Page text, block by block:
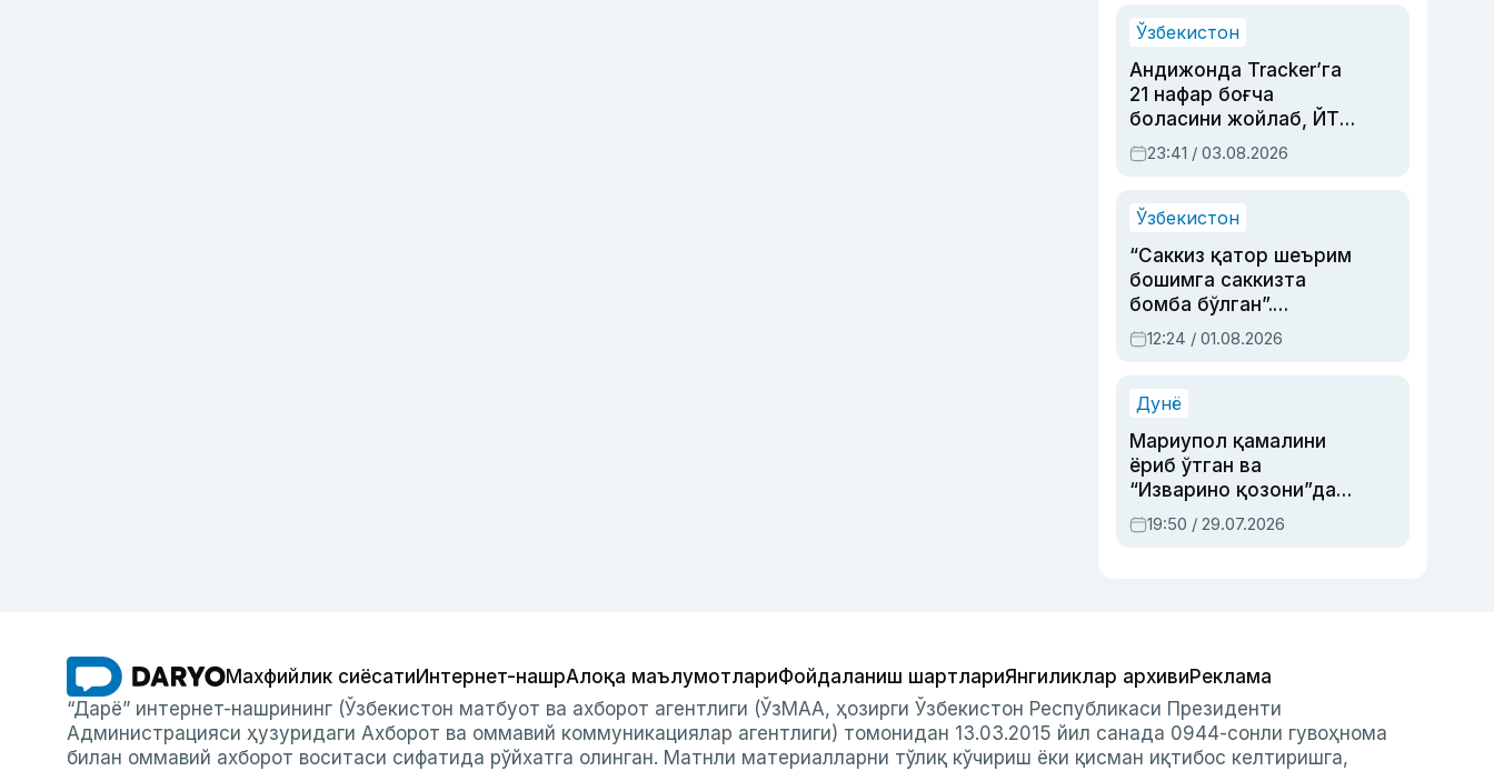
Ўзбекистон
Андижонда Tracker’га
21 нафар боғча
боласини жойлаб, ЙТҲ
содир этган аёлга суд
ҳукми ўқилди
23:41 / 03.08.2026
Ўзбекистон
“Саккиз қатор шеърим
бошимга саккизта
бомба бўлган”.
Абдулла Ориповни
сиёсий айбловлардан
12:24 / 01.08.2026
Дунё
Мариупол қамалини
ёриб ўтган ва
“Изварино қозони”дан
чиққан қаҳрамон —
Украина армияси бош
19:50 / 29.07.2026
Махфийлик сиёсатиИнтернет-нашрАлоқа маълумотлариФойдаланиш шартлариЯнгиликлар архивиРеклама
“Дарё” интернет-нашрининг (Ўзбекистон матбуот ва ахборот агентлиги (ЎзМАА, ҳозирги Ўзбекистон Республикаси Президенти
Администрацияси ҳузуридаги Ахборот ва оммавий коммуникациялар агентлиги) томонидан 13.03.2015 йил санада 0944-сонли гувоҳнома
билан оммавий ахборот воситаси сифатида рўйхатга олинган. Матнли материалларни тўлиқ кўчириш ёки қисман иқтибос келтиришга,